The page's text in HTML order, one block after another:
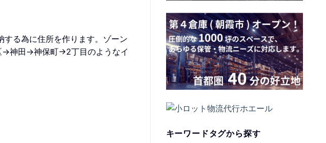
る為に住所を作ります。ゾーン
神田→神保町→2丁目のようなイ
キーワードタグから探す